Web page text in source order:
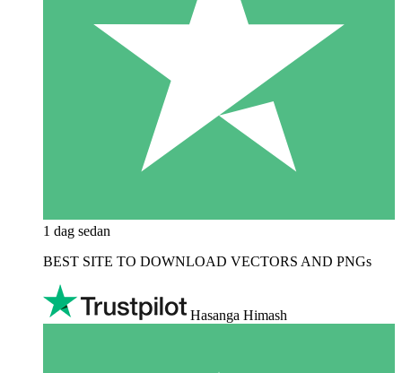
1 dag sedan
BEST SITE TO DOWNLOAD VECTORS AND PNGs
Hasanga Himash